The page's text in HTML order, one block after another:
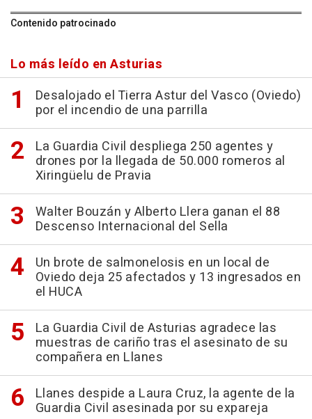
Contenido patrocinado
Lo más leído en Asturias
Desalojado el Tierra Astur del Vasco (Oviedo)
por el incendio de una parrilla
La Guardia Civil despliega 250 agentes y
drones por la llegada de 50.000 romeros al
Xiringüelu de Pravia
Walter Bouzán y Alberto Llera ganan el 88
Descenso Internacional del Sella
Un brote de salmonelosis en un local de
Oviedo deja 25 afectados y 13 ingresados en
el HUCA
La Guardia Civil de Asturias agradece las
muestras de cariño tras el asesinato de su
compañera en Llanes
Llanes despide a Laura Cruz, la agente de la
Guardia Civil asesinada por su expareja